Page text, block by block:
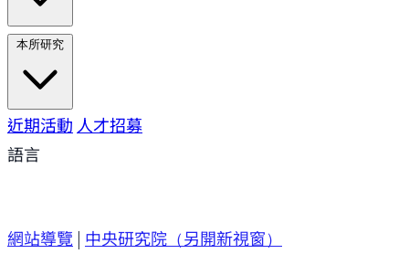
學術諮詢委員
員
兼任研究人員
本所研究
研究方向 研究成果
近期活動 人才招募
語言
網站導覽 | 中央研究院 （另開新視窗）